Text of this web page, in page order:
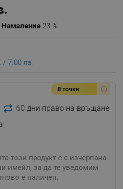
Намаление 23 %
/ 7.00 лв.
8 точки
60 дни право на връщане
този продукт е с изчерпана
имейл, за да те уведомим
е наличен.